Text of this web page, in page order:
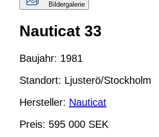
Bildergalerie
Nauticat 33
Baujahr: 1981
Standort: Ljusterö/Stockholm
Hersteller: Nauticat
Preis: 595 000 SEK